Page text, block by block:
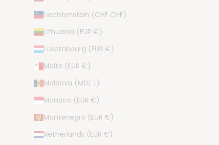
Liechtenstein (CHF CHF)
Lithuania (EUR €)
Luxembourg (EUR €)
Malta (EUR €)
Moldova (MDL L)
Monaco (EUR €)
Montenegro (EUR €)
Netherlands (EUR €)